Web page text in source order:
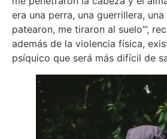
era una perra, una guerrillera,
patearon, me tiraron al suelo’”,
además de la violencia física,
psíquico que será más difícil de